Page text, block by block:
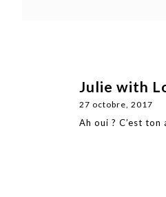
Julie with
27 octobre, 2017
Ah oui ? C’est